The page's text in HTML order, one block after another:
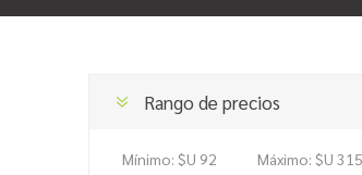
Rango de precios
Mínimo: $U 92 Máximo: $U 315